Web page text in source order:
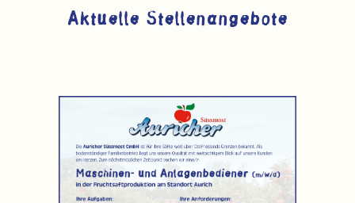
Aktuelle Stellenangebote